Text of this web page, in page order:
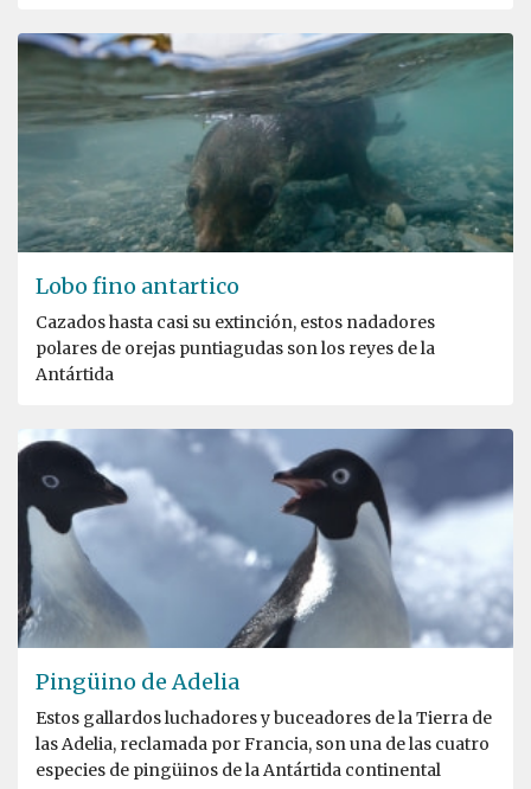
Lobo fino antartico
Cazados hasta casi su extinción, estos nadadores
polares de orejas puntiagudas son los reyes de la
Antártida
Pingüino de Adelia
Estos gallardos luchadores y buceadores de la Tierra de
las Adelia, reclamada por Francia, son una de las cuatro
especies de pingüinos de la Antártida continental